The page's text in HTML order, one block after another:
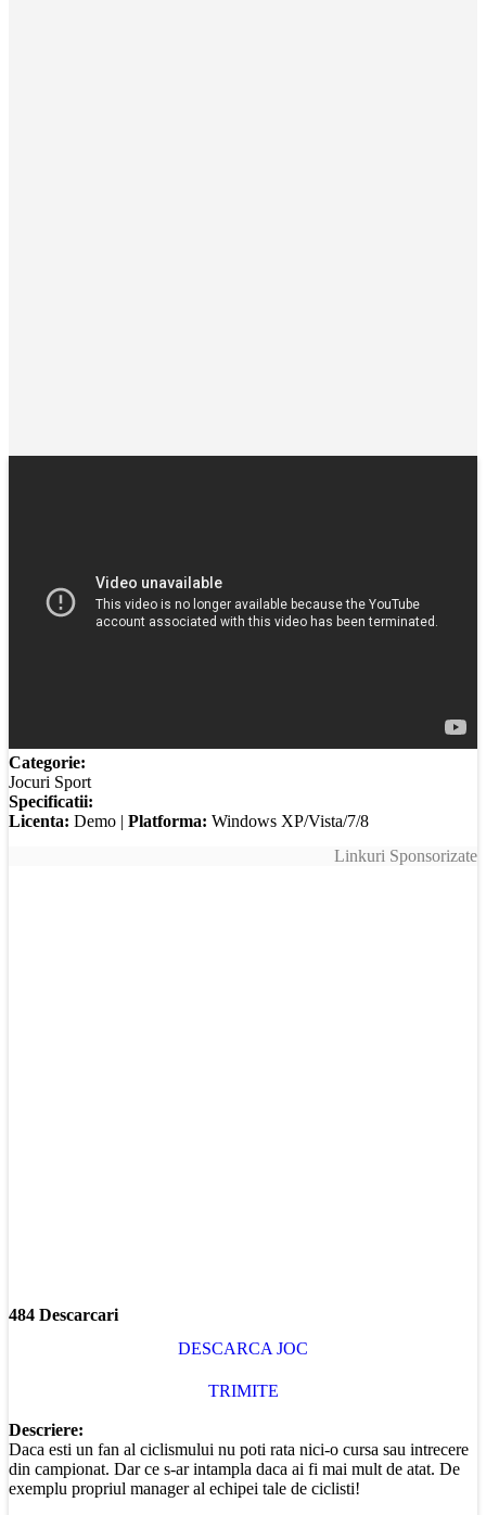
Categorie:
Jocuri Sport
Specificatii:
Licenta: Demo | Platforma: Windows XP/Vista/7/8
Linkuri Sponsorizate
484 Descarcari
DESCARCA JOC
TRIMITE
Descriere:
Daca esti un fan al ciclismului nu poti rata nici-o cursa sau intrecere
din campionat. Dar ce s-ar intampla daca ai fi mai mult de atat. De
exemplu propriul manager al echipei tale de ciclisti!